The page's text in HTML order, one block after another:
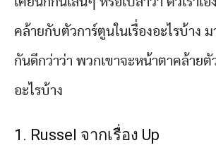
คล้ายกับตัวการ์ตูนในเรื่องอะไรบ้าง
กันดีกว่าว่า พวกเขาจะหน้าตาคล้ายตั
อะไรบ้าง
1. Russel จากเรื่อง Up